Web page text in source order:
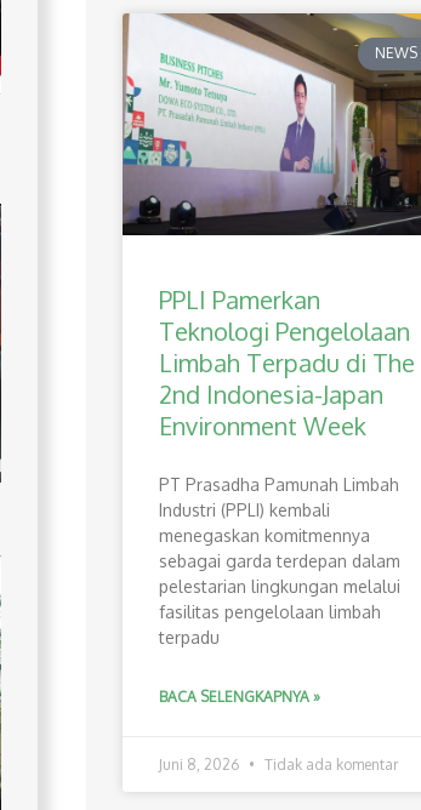
NEWS
PPLI Pamerkan
Teknologi Pengelolaan
Limbah Terpadu di The
2nd Indonesia-Japan
Environment Week
PT Prasadha Pamunah Limbah
Industri (PPLI) kembali
menegaskan komitmennya
sebagai garda terdepan dalam
pelestarian lingkungan melalui
fasilitas pengelolaan limbah
terpadu
BACA SELENGKAPNYA »
Juni 8, 2026 Tidak ada komentar